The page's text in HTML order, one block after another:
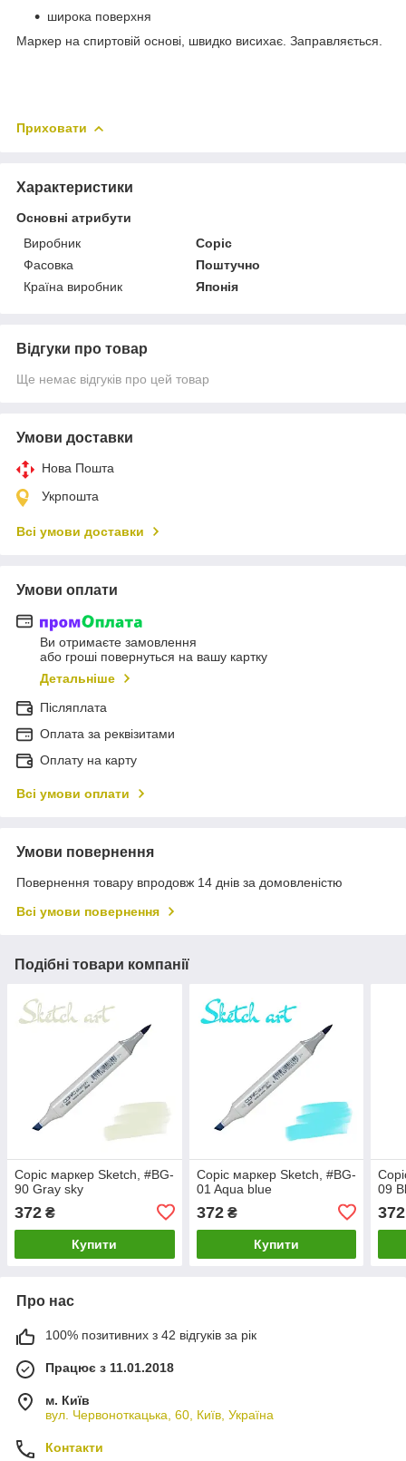
широка поверхня
Маркер на спиртовій основі, швидко висихає. Заправляється.
Приховати
Характеристики
Основні атрибути
Виробник
Copic
Фасовка
Поштучно
Країна виробник
Японія
Відгуки про товар
Ще немає відгуків про цей товар
Умови доставки
Нова Пошта
Укрпошта
Всі умови доставки
Умови оплати
Ви отримаєте замовлення
або гроші повернуться на вашу картку
Детальніше
Післяплата
Оплата за реквізитами
Оплату на карту
Всі умови оплати
Умови повернення
Повернення товару впродовж 14 днів за домовленістю
Всі умови повернення
Подібні товари компанії
Copic маркер Sketch, #BG-
90 Gray sky
372 ₴
Купити
Copic маркер Sketch, #BG-
01 Aqua blue
372₴
Купити
09
372
Про нас
100% позитивних з 42 відгуків за рік
Працює з 11.01.2018
м. Київ
вул. Червоноткацька, 60, Київ, Україна
Контакти